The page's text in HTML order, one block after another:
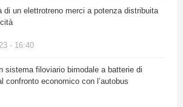
di un elettrotreno merci a potenza distribuita
- 16:40
sistema filoviario bimodale a batterie di
confronto economico con l’autobus